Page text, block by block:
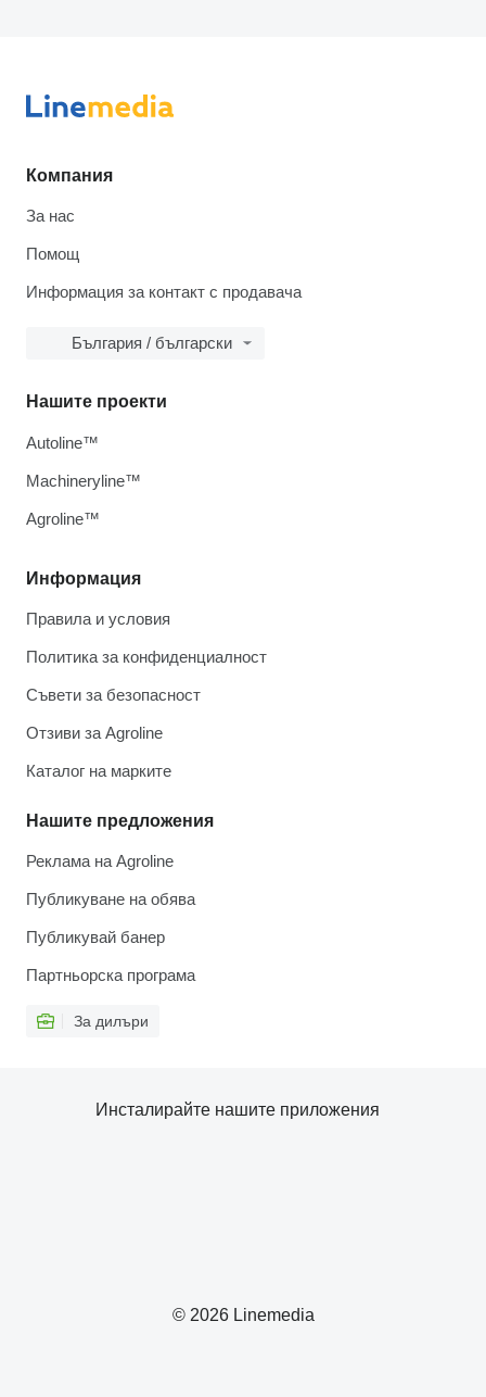
Компания
За нас
Помощ
Информация за контакт с продавача
България / български
Информация
Правила и условия
Политика за конфиденциалност
Съвети за безопасност
Отзиви за Agroline
Каталог на марките
Нашите предложения
Реклама на Agroline
Публикуване на обява
Публикувай банер
Партньорска програма
За дилъри
Нашите проекти
Autoline™
Machineryline™
Agroline™
© 2026 Linemedia
Инсталирайте нашите приложения